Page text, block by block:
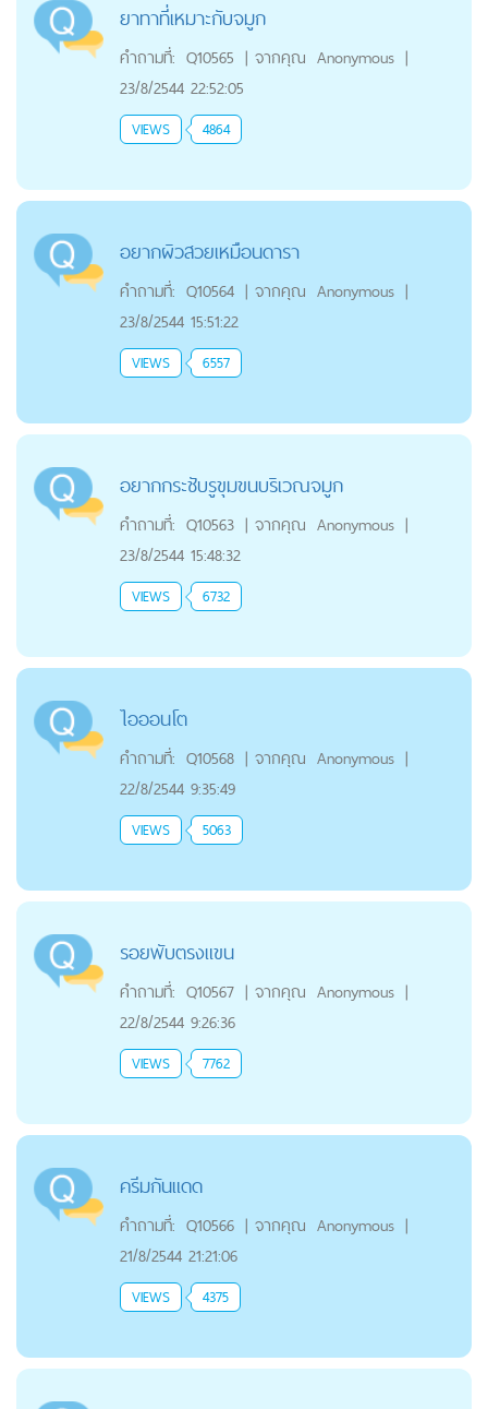
ยาทาที่เหมาะกับจมูก
คำถามที่: Q10565 | จากคุณ Anonymous |
23/8/2544 22:52:05
VIEWS 4864
อยากผิวสวยเหมือนดารา
คำถามที่: Q10564 | จากคุณ Anonymous |
23/8/2544 15:51:22
VIEWS 6557
อยากกระชับรูขุมขนบริเวณจมูก
คำถามที่: Q10563 | จากคุณ Anonymous |
23/8/2544 15:48:32
VIEWS 6732
ไอออนโต
คำถามที่: Q10568 | จากคุณ Anonymous |
22/8/2544 9:35:49
VIEWS 5063
รอยพับตรงแขน
คำถามที่: Q10567 | จากคุณ Anonymous |
22/8/2544 9:26:36
VIEWS 7762
ครีมกันแดด
คำถามที่: Q10566 | จากคุณ Anonymous |
21/8/2544 21:21:06
VIEWS 4375